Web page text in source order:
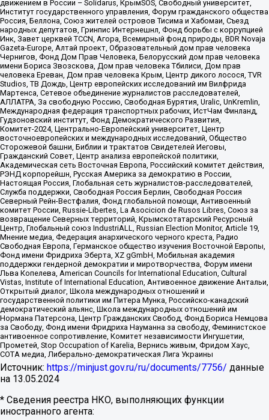
движением в России – Solidarus, КрымSOS, Свободный университет,
Институт государственного управления, Форум гражданского общества
Россия, Беллона, Союз жителей островов Тисима и Хабомаи, Съезд
народных депутатов, Гринпис Интернешнл, Фонд борьбы с коррупцией
Инк, Завет церквей TCCN, Агора, Всемирный фонд природы, BDR Novaja
Gazeta-Europe, Алтай проект, Образовательный дом прав человека
Чернигов, Фонд Дом Прав Человека, Белорусский дом прав человека
имени Бориса Звозскова, Дом прав человека Тбилиси, Дом прав
человека Ереван, Дом прав человека Крым, Центр дикого лосося, TVR
Studios, ТВ Дождь, Центр европейских исследований им Вилфрида
Мартенса, Сетевое объединение журналистов расследователей,
АЛЛАТРА, За свободную Россию, Свободная Бурятия, Uralic, UnKremlin,
Международная федерация транспортных рабочих, ИстЧам Финланд,
Гудзоновский институт, Фонд Демократического Развития,
Комитет-2024, Центрально-Европейский университет, Центр
восточноевропейских и международных исследований, Общество
Сторожевой башни, Библии и трактатов Свидетелей Иеговы,
Гражданский Совет, Центр анализа европейской политики,
Академическая сеть Восточная Европа, Российский комитет действия,
РЭНД корпорейшн, Русская Америка за демократию в России,
Настоящая Россия, Глобальная сеть журналистов-расследователей,
Служба поддержки, Свободная Россия Берлин, Свободная Россия
Северный Рейн-Вестфалия, Фонд глобальной помощи, Антивоенный
комитет России, Russie-Libertes, La Asocicion de Rusos Libres, Союз за
возвращение Северных территорий, Крымскотатарский Ресурсный
Центр, Глобальный союз IndustriALL, Russian Election Monitor, Article 19,
Мнение медиа, Федерация анархического черного креста, Радио
Свободная Европа, Германское общество изучения Восточной Европы,
Фонд имени Фридриха Эберта, XZ gGmbH, Мобильная академия
поддержки гендерной демократии и миротворчества, Форум имени
Льва Копелева, American Councils for International Education, Cultural
Vistas, Institute of International Education, Антивоенное движение Антальи,
Открытый диалог, Школа международных отношений и
государственной политики им Питера Мунка, Российско-канадский
демократический альянс, Школа международных отношений им
Нормана Патерсона, Центр Гражданских Свобод, Фонд Бориса Немцова
за Свободу, Фонд имени Фридриха Науманна за свободу, Феминистское
антивоенное сопротивление, Комитет независимости Ингушетии,
Прометей, Stop Occupation of Karelia, Вернись живым, Фридом Хаус,
СОТА медиа, Либерально-демократическая Лига Украины
Источник: https://minjust.gov.ru/ru/documents/7756/ данные
на 13.05.2024
* Сведения реестра НКО, выполняющих функции
иностранного агента: